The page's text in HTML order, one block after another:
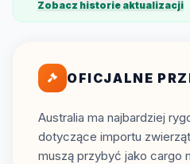
Zobacz historie aktualizacji
OFICJALNE
Australia ma najbardziej
dotyczące importu
muszą przybyć jako cargo